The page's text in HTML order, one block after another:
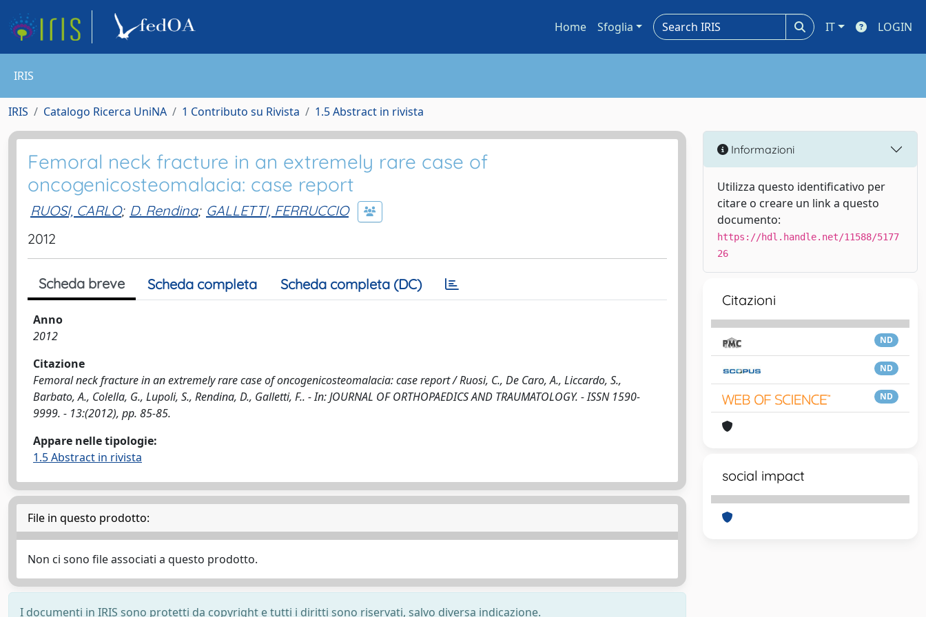
Home Sfoglia IT LOGIN
IRIS
IRIS Catalogo Ricerca UniNA 1 Contributo su Rivista 1.5 Abstract in rivista
Femoral neck fracture in an extremely rare case of
oncogenicosteomalacia: case report
RUOSI, CARLO; D. Rendina; GALLETTI, FERRUCCIO
2012
Scheda breve Scheda completa Scheda completa (DC)
Anno
2012
Citazione
Femoral neck fracture in an extremely rare case of oncogenicosteomalacia: case report / Ruosi, C., De Caro, A., Liccardo, S.,
Barbato, A., Colella, G., Lupoli, S., Rendina, D., Galletti, F.. - In: JOURNAL OF ORTHOPAEDICS AND TRAUMATOLOGY. - ISSN 1590-
9999. - 13:(2012), pp. 85-85.
Appare nelle tipologie:
1.5 Abstract in rivista
File in questo prodotto:
Non ci sono file associati a questo prodotto.
I documenti in IRIS sono protetti da copyright e tutti i diritti sono riservati, salvo diversa indicazione.
Informazioni
Utilizza questo identificativo per
citare o creare un link a questo
documento:
https://hdl.handle.net/11588/5177
26
Citazioni
ND
ND
ND
social impact